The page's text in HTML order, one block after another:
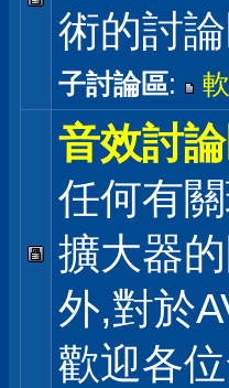
術的討
子討論區:
音效討
任何有
擴大器
外,對於
歡迎各